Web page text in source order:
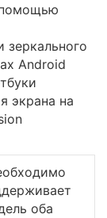
помощью
Android
экрана на
оба